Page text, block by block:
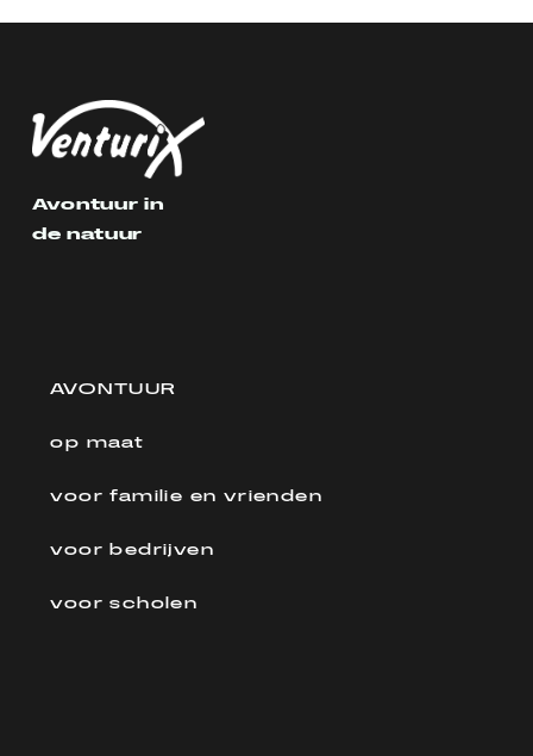
Avontuur in
de natuur
AVONTUUR
op maat
voor familie en vrienden
voor bedrijven
voor scholen